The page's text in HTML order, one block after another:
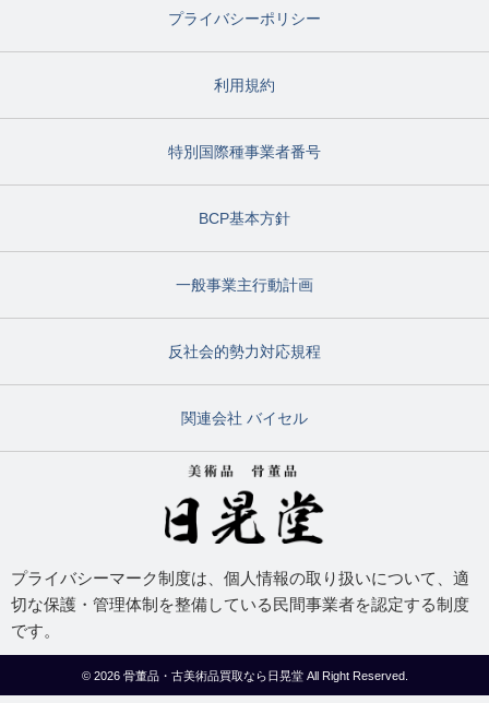
プライバシーポリシー
利用規約
特別国際種事業者番号
BCP基本方針
一般事業主行動計画
反社会的勢力対応規程
関連会社 バイセル
プライバシーマーク制度は、個人情報の取り扱いについて、適
切な保護・管理体制を整備している民間事業者を認定する制度
です。
© 2026 骨董品・古美術品買取なら日晃堂 All Right Reserved.